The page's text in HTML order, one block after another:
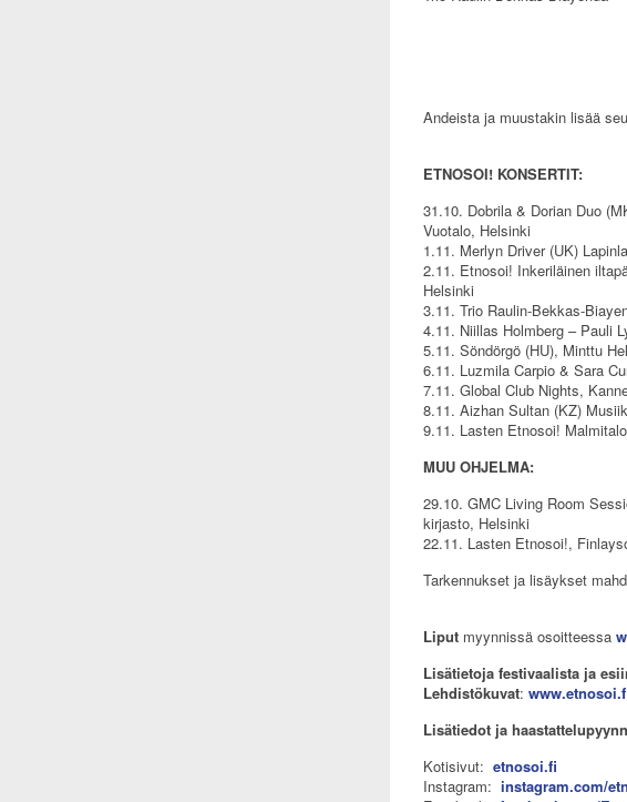
Andeista ja muustakin lisää
ETNOSOI! KONSERTIT:
31.10. Dobrila & Dorian Duo
Vuotalo, Helsinki
1.11. Merlyn Driver (UK)
2.11. Etnosoi! Inkeriläinen
Helsinki
3.11. Trio Raulin-Bekkas-
4.11. Niillas Holmberg – Pauli
5.11. Söndörgö (HU), Minttu
6.11. Luzmila Carpio & Sara
7.11. Global Club Nights,
8.11. Aizhan Sultan (KZ)
9.11. Lasten Etnosoi!
MUU OHJELMA:
29.10. GMC Living Room
kirjasto, Helsinki
22.11. Lasten Etnosoi!,
Tarkennukset ja lisäykset
Liput myynnissä osoitteessa
Lisätietoja festivaalista ja
Lehdistökuvat:
Lisätiedot ja
Kotisivut: etnosoi.fi
Instagram: instagram.com/